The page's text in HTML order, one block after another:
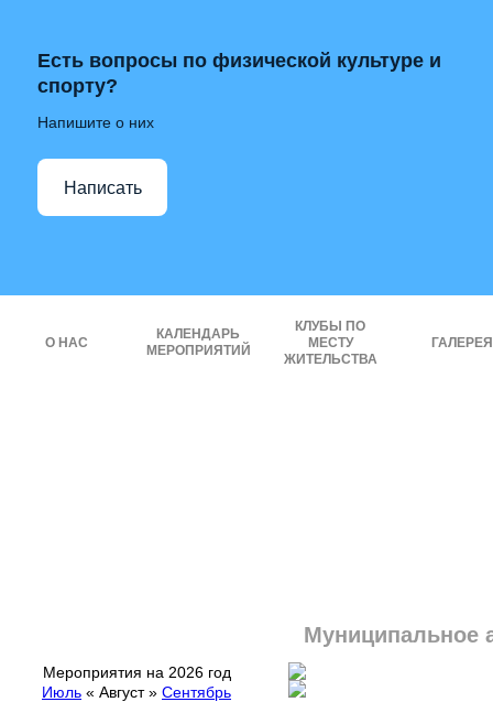
Есть вопросы по физической культуре и
спорту?
Напишите о них
Написать
О НАС
КАЛЕНДАРЬ
МЕРОПРИЯТИЙ
КЛУБЫ ПО
МЕСТУ
ЖИТЕЛЬСТВА
ГАЛЕРЕЯ
Муниципальное
Мероприятия на 2026 год
Июль « Август» Сентябрь